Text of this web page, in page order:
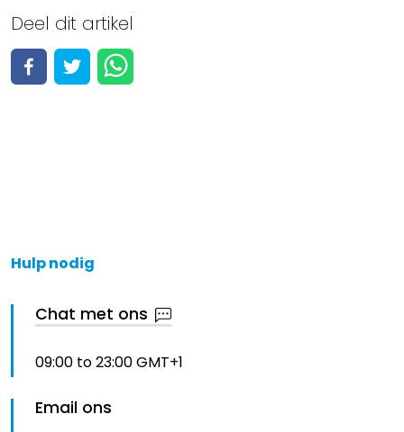
Deel dit artikel
Hulp nodig
Chat met ons
09:00 to 23:00 GMT+1
Email ons